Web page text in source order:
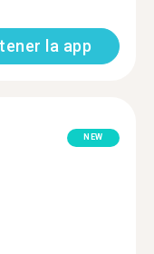
la app
NEW